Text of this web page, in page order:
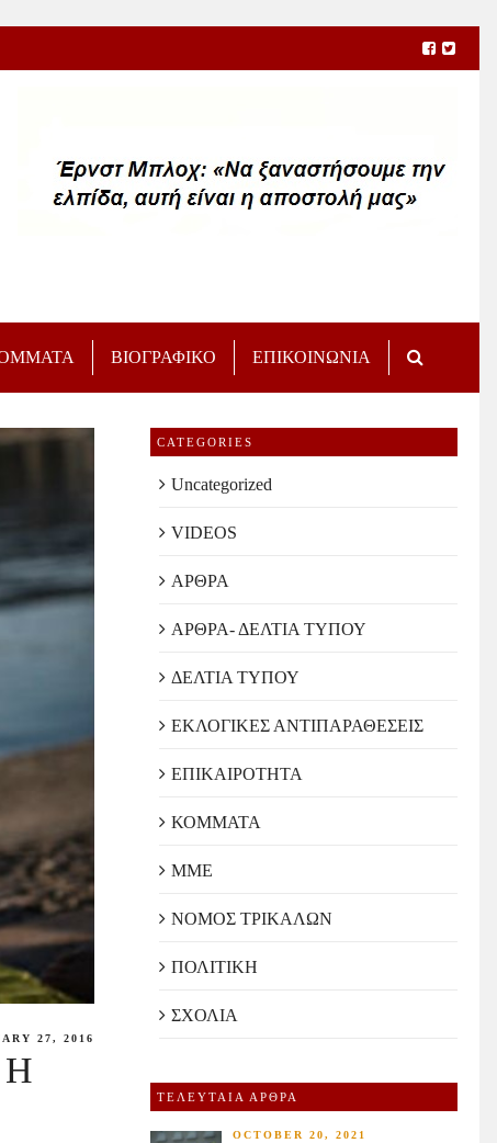
ΒΙΟΓΡΑΦΙΚΟ ΕΠΙΚΟΙΝΩΝΙΑ
27, 2016
Η
CATEGORIES
Uncategorized
VIDEOS
ΑΡΘΡΑ
ΑΡΘΡΑ- ΔΕΛΤΙΑ ΤΥΠΟΥ
ΔΕΛΤΙΑ ΤΥΠΟΥ
ΕΚΛΟΓΙΚΕΣ ΑΝΤΙΠΑΡΑΘΕΣΕΙΣ
ΕΠΙΚΑΙΡΟΤΗΤΑ
ΚΟΜΜΑΤΑ
ΜΜΕ
ΝΟΜΟΣ ΤΡΙΚΑΛΩΝ
ΠΟΛΙΤΙΚΗ
ΣΧΟΛΙΑ
ΤΕΛΕΥΤΑΙΑ ΑΡΘΡΑ
OCTOBER 20, 2021